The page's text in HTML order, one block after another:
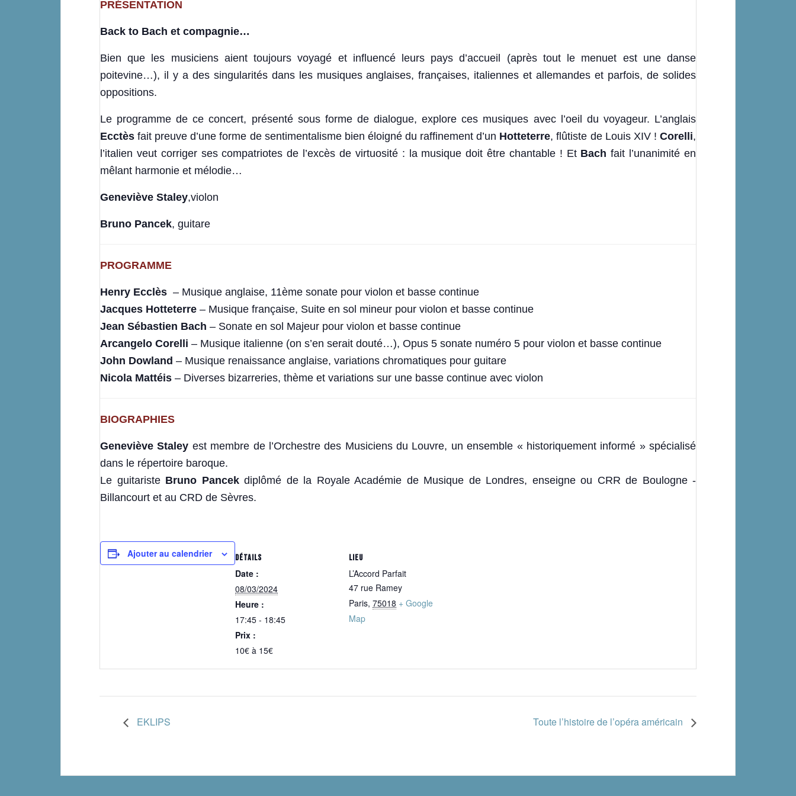
PRÉSENTATION
Back to Bach et compagnie…
Bien que les musiciens aient toujours voyagé et influencé leurs pays d’accueil (après tout le menuet est une danse
poitevine…), il y a des singularités dans les musiques anglaises, françaises, italiennes et allemandes et parfois, de solides
oppositions.
Le programme de ce concert, présenté sous forme de dialogue, explore ces musiques avec l’oeil du voyageur. L’anglais
Ecctès fait preuve d’une forme de sentimentalisme bien éloigné du raffinement d’un Hotteterre, flûtiste de Louis XIV !Corelli,
l’italien veut corriger ses compatriotes de l’excès de virtuosité : la musique doit être chantable ! Et Bach fait l’unanimité en
mêlant harmonie et mélodie…
Geneviève Staley,violon
Bruno Pancek, guitare
PROGRAMME
Henry Ecclès – Musique anglaise, 11ème sonate pour violon et basse continue
Jacques Hotteterre – Musique française, Suite en sol mineur pour violon et basse continue
Jean Sébastien Bach – Sonate en sol Majeur pour violon et basse continue
Arcangelo Corelli – Musique italienne (on s’en serait douté…), Opus 5 sonate numéro 5 pour violon et basse continue
John Dowland – Musique renaissance anglaise, variations chromatiques pour guitare
Nicola Mattéis – Diverses bizarreries, thème et variations sur une basse continue avec violon
BIOGRAPHIES
Geneviève Staley est membre de l’Orchestre des Musiciens du Louvre, un ensemble « historiquement informé » spécialisé
dans le répertoire baroque.
Le guitariste Bruno Pancekdiplômé de la Royale Académie de Musique de Londres, enseigne ou CRR de Boulogne -
Billancourt et au CRD de Sèvres.
Ajouter au calendrier DÉTAILS
Date :
08/03/2024
Heure :
17:45 - 18:45
Prix :
10€ à 15€
LIEU
L’Accord Parfait
47 rue Ramey
Paris, 75018 + Google
Map
EKLIPS Toute l’histoire de l’opéra américain